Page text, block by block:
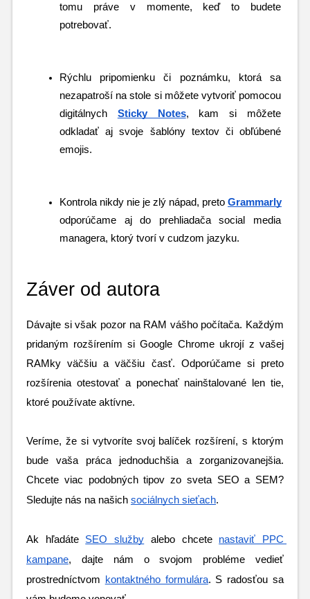
tomu práve v momente, keď to budete
potrebovať.
Rýchlu pripomienku či poznámku, ktorá sa
nezapatroší na stole si môžete vytvoriť pomocou
digitálnych Sticky Notes, kam si môžete
odkladať aj svoje šablóny textov či obľúbené
emojis.
Kontrola nikdy nie je zlý nápad, preto Grammarly
odporúčame aj do prehliadača social media
managera, ktorý tvorí v cudzom jazyku.
Záver od autora
Dávajte si však pozor na RAM vášho počítača. Každým
pridaným rozšírením si Google Chrome ukrojí z vašej
RAMky väčšiu a väčšiu časť. Odporúčame si preto
rozšírenia otestovať a ponechať nainštalované len tie,
ktoré používate aktívne.
Veríme, že si vytvoríte svoj balíček rozšírení, s ktorým
bude vaša práca jednoduchšia a zorganizovanejšia.
Chcete viac podobných tipov zo sveta SEO a SEM?
Sledujte nás na našich sociálnych sieťach.
Ak hľadáte SEO služby alebo chcete nastaviť PPC
kampane, dajte nám o svojom probléme vedieť
prostredníctvom
kontaktného formulára. S radosťou sa